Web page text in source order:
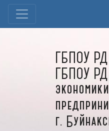
ГБПОУ
ГБПОУ
г.